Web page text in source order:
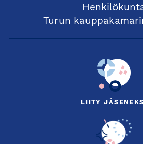
Turun
LIITY